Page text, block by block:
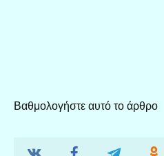
Βαθμολογήστε αυτό το άρθρο